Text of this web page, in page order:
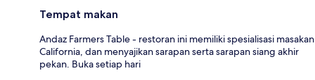
Tempat makan
Andaz Farmers Table - restoran ini memiliki spesialisasi masakan
California, dan menyajikan sarapan serta sarapan siang akhir
pekan. Buka setiap hari